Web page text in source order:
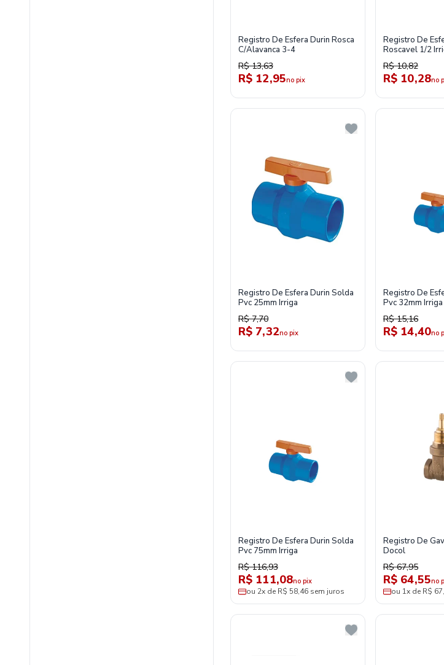
Registro De Esfera Durin Rosca
C/Alavanca 3-4
R$ 13,63
R$ 12,95no pix
Registro De
Roscavel 1/2
R$ 10,82
R$ 10,28no
Registro De Esfera Durin Solda
Pvc 25mm Irriga
R$ 7,70
R$ 7,32no pix
Registro De
Pvc 32mm Irriga
R$ 15,16
R$ 14,40no
Registro De Esfera Durin Solda
Pvc 75mm Irriga
R$ 116,93
R$ 111,08no pix
ou 2x de R$ 58,46 sem juros
Registro De
Docol
R$ 67,95
R$ 64,55no
ou 1x de R$